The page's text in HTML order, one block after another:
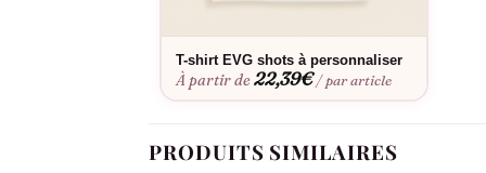
T-shirt EVG shots à personnaliser
À partir de22,39€ / par article
PRODUITS SIMILAIRES